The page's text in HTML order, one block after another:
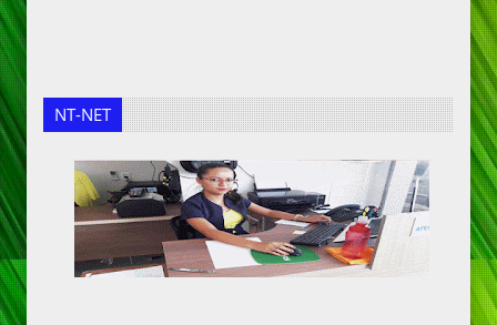
NT-NET